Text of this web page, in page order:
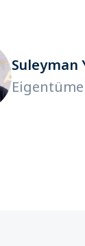
Suleyman